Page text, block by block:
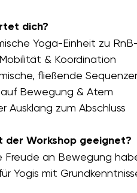
dich?
Yoga-Einheit zu
& Koordination
fließende
auf Bewegung & Atem
Ausklang zum Abschluss
der Workshop geeignet?
Freude an Bewegung
Yogis mit